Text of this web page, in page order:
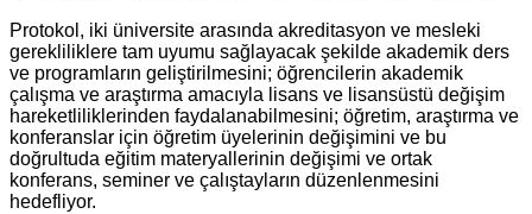
Protokol, iki üniversite arasında akreditasyon ve mesleki
gerekliliklere tam uyumu sağlayacak şekilde akademik ders
ve programların geliştirilmesini; öğrencilerin akademik
çalışma ve araştırma amacıyla lisans ve lisansüstü değişim
hareketliliklerinden faydalanabilmesini; öğretim, araştırma ve
konferanslar için öğretim üyelerinin değişimini ve bu
doğrultuda eğitim materyallerinin değişimi ve ortak
konferans, seminer ve çalıştayların düzenlenmesini
hedefliyor.